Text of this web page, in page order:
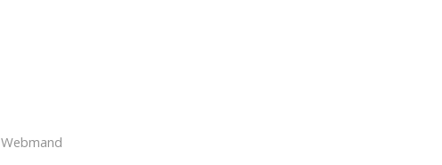
Webmand